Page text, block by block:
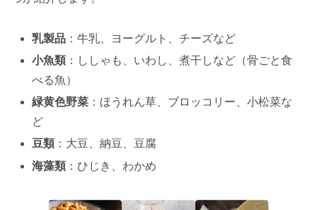
乳製品 ：牛乳、ヨーグルト、チーズなど
小魚類 ：ししゃも、いわし、煮干しなど（骨ごと食
べる魚）
緑黄色野菜 ：ほうれん草、ブロッコリー、小松菜な
ど
豆類 ：大豆、納豆、豆腐
海藻類 ：ひじき、わかめ